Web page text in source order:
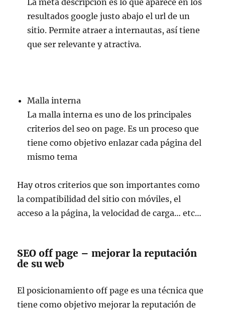
La meta descripción es lo que aparece en los
resultados google justo abajo el url de un
sitio. Permite atraer a internautas, así tiene
que ser relevante y atractiva.
Malla interna
La malla interna es uno de los principales
criterios del seo on page. Es un proceso que
tiene como objetivo enlazar cada página del
mismo tema
Hay otros criterios que son importantes como
la compatibilidad del sitio con móviles, el
acceso a la página, la velocidad de carga… etc…
SEO off page – mejorar la reputación
de su web
El posicionamiento off page es una técnica que
tiene como objetivo mejorar la reputación de